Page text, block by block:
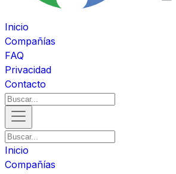
Inicio
Compañías
FAQ
Privacidad
Contacto
Inicio
Compañías